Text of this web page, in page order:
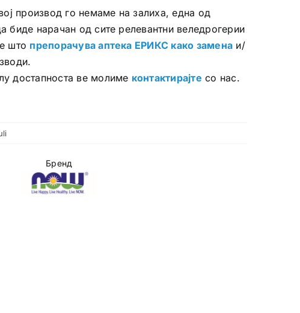
производ го немаме на залиха, една од
биде нарачан од сите релевантни веледрогерии
што препорачува аптека ЕРИКС како замена и/
достапноста ве молиме контактирајте со нас.
Бренд